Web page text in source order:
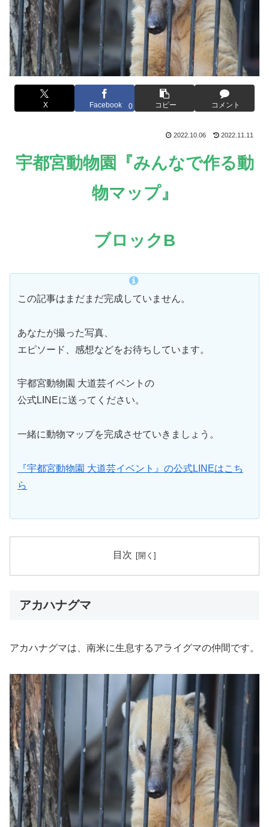
X Facebook 0 コピー コメント
2022.10.06 2022.11.11
宇都宮動物園『みんなで作る動
物マップ』
ブロックB
この記事はまだまだ完成していません。
あなたが撮った写真、
エピソード、感想などをお待ちしています。
宇都宮動物園 大道芸イベントの
公式LINEに送ってください。
一緒に動物マップを完成させていきましょう。
『宇都宮動物園 大道芸イベント』の公式LINEはこち
ら
目次
アカハナグマ
アカハナグマは、南米に生息するアライグマの仲間です。